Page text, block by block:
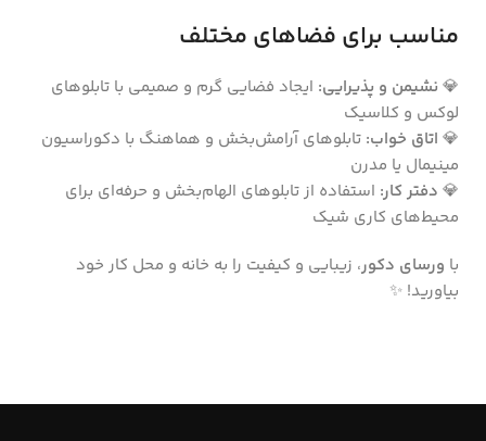
مناسب برای فضاهای مختلف
💎 نشیمن و پذیرایی: ایجاد فضایی گرم و صمیمی با تابلوهای
لوکس و کلاسیک
💎 اتاق خواب: تابلوهای آرامش‌بخش و هماهنگ با دکوراسیون
مینیمال یا مدرن
💎 دفتر کار: استفاده از تابلوهای الهام‌بخش و حرفه‌ای برای
محیط‌های کاری شیک
با ورسای دکور، زیبایی و کیفیت را به خانه و محل کار خود
بیاورید! ✨